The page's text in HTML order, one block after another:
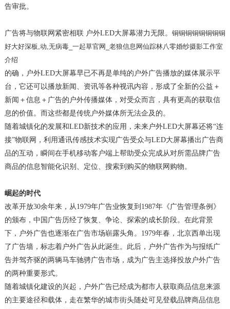
告审批。
广告将与物联网紧密相联 户外LED大屏幕潜力无限。 铜铜铜铜铜铜铜铜
好大好深板,动,无病毒_一起草官网_老狼信息网仙踪林八零婚纱摄影工作室
介绍
的确，户外LED大屏幕早已不再是单纯的户外广告播放的媒体展示平
台，它还可以播放新闻、资讯等各种视讯内容，形成了全新的公益＋
新闻＋信息＋广告的户外传播媒体，对受众而言，具有更高的获取信
息的价值。而这些都是传统户外媒体所无法企及的。
随着城镇化的发展和LED新技术的应用，未来户外LED大屏幕还将“连
接”物联网，利用通讯传感技术实现广告受众与LED大屏幕播出广告商
品的互动，瞬间在手机移动客户端上帮助受众完成从对所需品牌广告
商品的信息智能化识别、定位、搜索到购买的物联网购物。
崛起的时代
改革开放30余年来，从1979年广告业恢复到1987年《广告管理条例》
的颁布，中国广告历经了恢复、争论、探索的成长阶段。在此背景
下，户外广告也逐渐在广告市场崭露头角。1979年春，北京西单出现
了广告墙，标志着户外广告从此诞生。此后，户外广告作为与报纸广
告并驾齐驱的两辆马车驰骋广告市场，成为广告主选择投放户外广告
的两种重要形式。
随着城镇化建设的兴起，户外广告已经成为都市人获取商品信息来源
的主要途径和载体，走在繁华的城市街头随处可见登载品牌商品信息